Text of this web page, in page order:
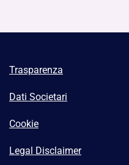
Trasparenza
Dati Societari
Cookie
Legal Disclaimer